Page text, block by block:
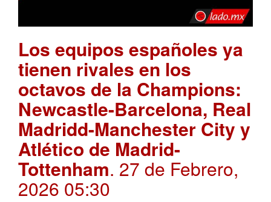
Los equipos españoles ya
tienen rivales en los
octavos de la Champions:
Newcastle-Barcelona, Real
Madridd-Manchester City y
Atlético de Madrid-
Tottenham. 27 de Febrero,
2026 05:30